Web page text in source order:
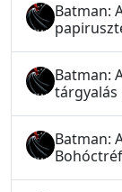
Batman:
Batman:
tárgyalás
Batman: